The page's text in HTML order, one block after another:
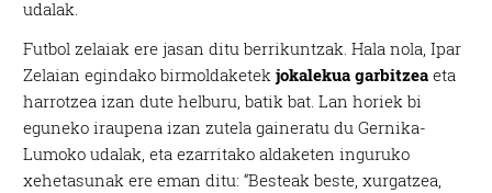
udalak.
Futbol zelaiak ere jasan ditu berrikuntzak. Hala nola, Ipar
Zelaian egindako birmoldaketekjokalekua garbitzea eta
harrotzea izan dute helburu, batik bat. Lan horiek bi
eguneko iraupena izan zutela gaineratu du Gernika-
Lumoko udalak, eta ezarritako aldaketen inguruko
xehetasunak ere eman ditu: “Besteak beste, xurgatzea,